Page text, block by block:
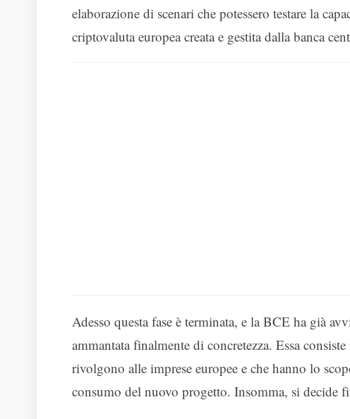
elaborazione di scenari che potessero testare la
criptovaluta europea creata e gestita dalla banca
Adesso questa fase è terminata, e la BCE ha già
ammantata finalmente di concretezza. Essa
rivolgono alle imprese europee e che hanno lo
consumo del nuovo progetto. Insomma, si decide